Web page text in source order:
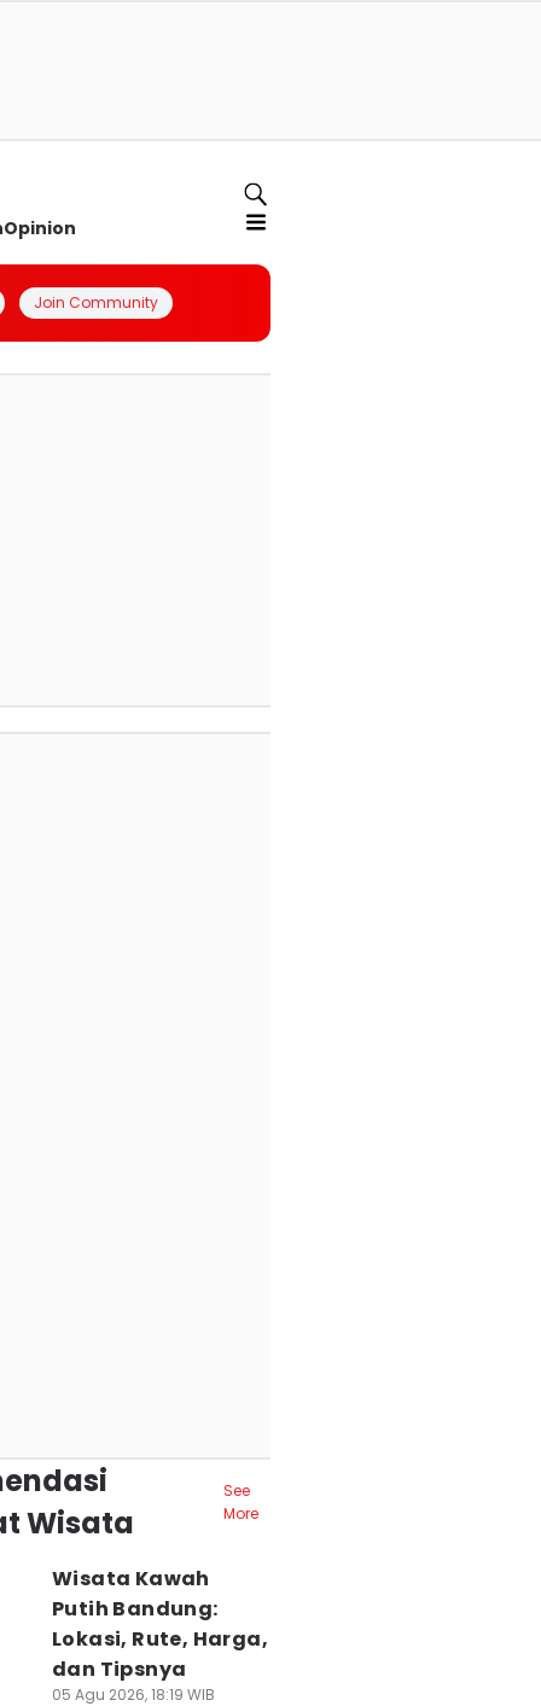
Opinion
Join Community
Wisata
See
More
Wisata Kawah
Putih Bandung:
Lokasi, Rute, Harga,
dan Tipsnya
05 Agu 2026, 18:19 WIB